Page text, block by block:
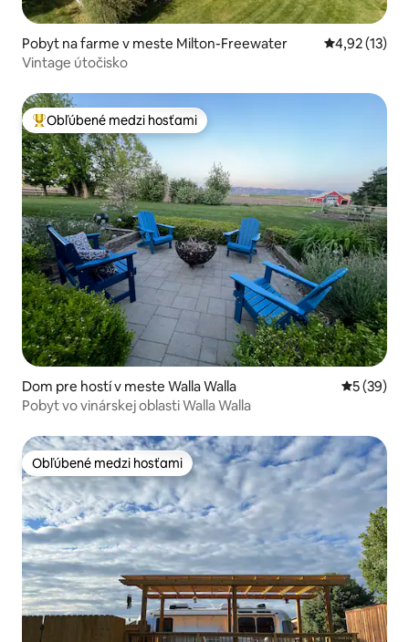
Pobyt na farme v meste Milton-Freewater Priemerné
4,92 (13)
Vintage útočisko
Najobľúbenejšie medzi hosťami
Obľúbené medzi hosťami
Dom pre hostí v meste Walla Walla
5 (39)
Pobyt vo vinárskej oblasti Walla Walla
Obľúbené medzi hosťami
Obľúbené medzi hosťami